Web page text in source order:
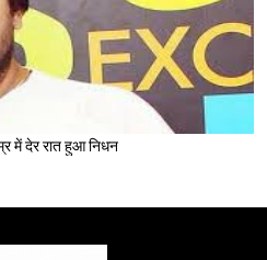
साल की उम्र में देर रात हुआ निधन